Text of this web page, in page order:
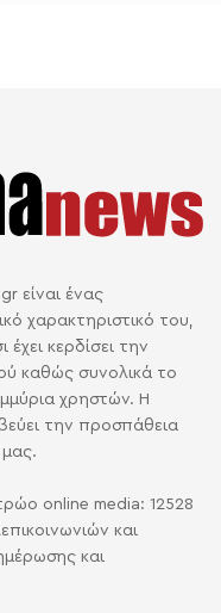
είναι ένας
χαρακτηριστικό του,
κερδίσει την
καθώς συνολικά το
χρηστών. Η
την προσπάθεια
online media: 12528
και
και